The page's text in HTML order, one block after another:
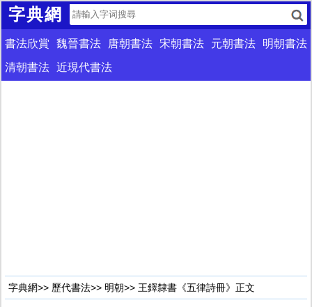
字典網
書法欣賞 魏晉書法 唐朝書法 宋朝書法 元朝書法
明朝書法
清朝書法 近現代書法
字典網>> 歷代書法>> 明朝>> 王鐸隸書《五律詩冊》正文